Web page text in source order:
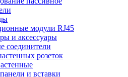
модули RJ45
и аксессуары
соединители
розеток
и вставки